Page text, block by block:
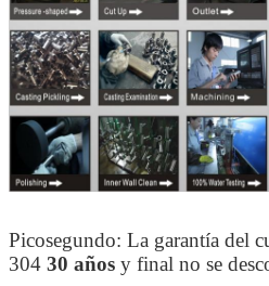
Picosegundo: La garantía del
304 30 años y final no se